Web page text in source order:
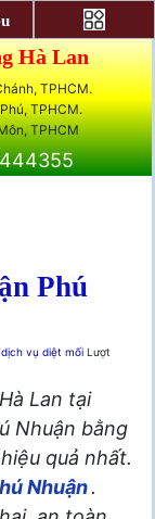
Hà Lan
TPHCM.
TPHCM.
TPHCM
Phú
dịch vụ diệt mối Lượt
Lan tại
Nhuận bằng
quả nhất.
Nhuận.